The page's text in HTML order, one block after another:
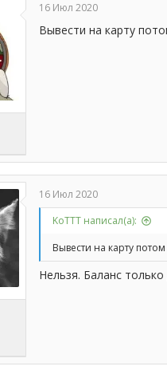
и
:
16 Июл 2020
Вывести на карту
16 Июл 2020
KoTTT написал(а):
Вывести на карту
Нельзя. Баланс только